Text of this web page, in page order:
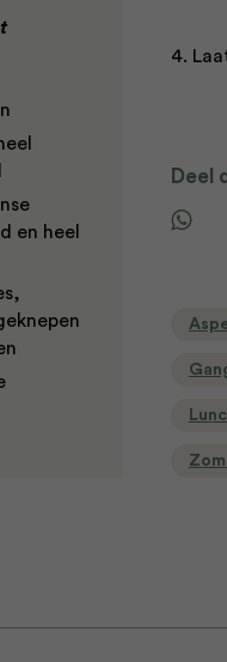
en heel
4.
Deel